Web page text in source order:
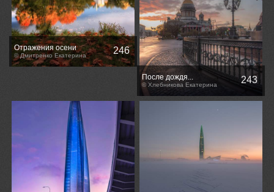
Отражения осени
© Дмитренко Екатерина 246
После дождя...
© Хлебникова Екатерина 243